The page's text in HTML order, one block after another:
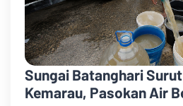
Sungai Batanghari
Kemarau, Pasokan Air